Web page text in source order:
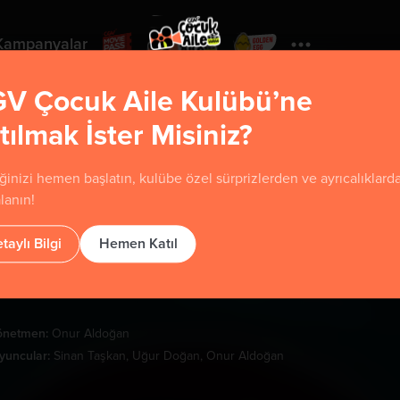
Çocuk Aile Kulübü’ne
İster Misiniz?
hemen başlatın, kulübe özel sürprizlerden ve
Bilgi Hemen Katıl
2
Onur Aldoğan
Sinan Taşkan, Uğur Doğan, Onur Aldoğan